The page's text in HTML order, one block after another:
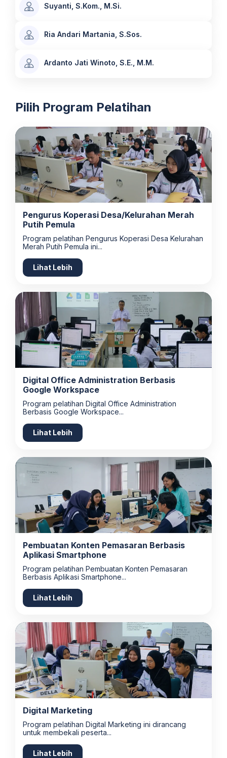
Suyanti, S.Kom., M.Si.
Ria Andari Martania, S.Sos.
Ardanto Jati Winoto, S.E., M.M.
Pilih Program Pelatihan
Pengurus Koperasi Desa/Kelurahan Merah
Putih Pemula
Program pelatihan Pengurus Koperasi Desa Kelurahan
Merah Putih Pemula ini...
Lihat Lebih
Digital Office Administration Berbasis
Google Workspace
Program pelatihan Digital Office Administration
Berbasis Google Workspace...
Lihat Lebih
Pembuatan Konten Pemasaran Berbasis
Aplikasi Smartphone
Program pelatihan Pembuatan Konten Pemasaran
Berbasis Aplikasi Smartphone...
Lihat Lebih
Digital Marketing
Program pelatihan Digital Marketing ini dirancang
untuk membekali peserta...
Lihat Lebih